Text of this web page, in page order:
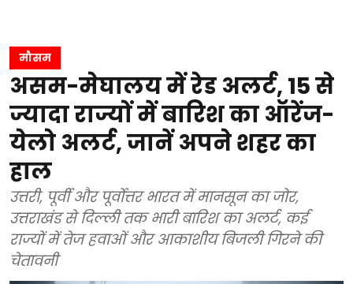
मौसम
असम-मेघालय में रेड अलर्ट, 15 से
ज्यादा राज्यों में बारिश का ऑरेंज-
येलो अलर्ट, जानें अपने शहर का
हाल
उत्तरी, पूर्वी और पूर्वोत्तर भारत में मानसून का जोर,
उत्तराखंड से दिल्ली तक भारी बारिश का अलर्ट, कई
राज्यों में तेज हवाओं और आकाशीय बिजली गिरने की
चेतावनी